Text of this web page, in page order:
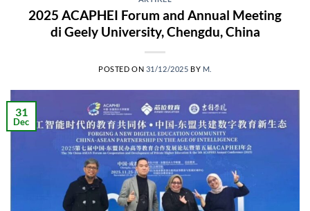
2025 ACAPHEI Forum and Annual Meeting
di Geely University, Chengdu, China
POSTED ON 31/12/2025 BY M.
31
Dec